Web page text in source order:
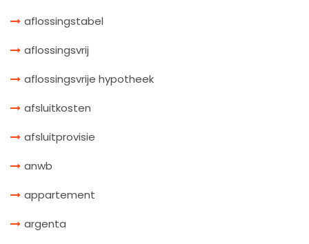
aflossingstabel
aflossingsvrij
aflossingsvrije hypotheek
afsluitkosten
afsluitprovisie
anwb
appartement
argenta